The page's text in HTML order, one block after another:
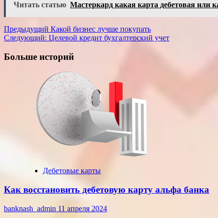
Читать статью Мастеркард какая карта дебетовая или
Навигация
записи
Предыдущий Какой бизнес лучше покупать
Следующий: Целевой кредит бухгалтерский учет
Больше историй
Дебетовые карты
Как восстановить дебетовую карту альфа банка
banknash_admin 11 апреля 2024